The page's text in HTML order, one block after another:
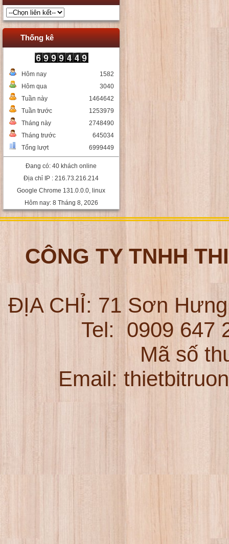
Thống kê
Hôm nay
1582
Hôm qua
3040
Tuần này
1464642
Tuần trước
1253979
Tháng này
2748490
Tháng trước
645034
Tổng lượt
6999449
Đang có: 40 khách online
Địa chỉ IP : 216.73.216.214
Google Chrome 131.0.0.0, linux
Hôm nay: 8 Tháng 8, 2026
CÔNG TY TNHH
ĐỊA CHỈ: 71 Sơn
Tel: 0909
Mã số
Email: